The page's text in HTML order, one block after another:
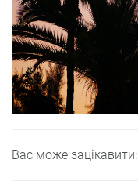
Вас може зацікавити: